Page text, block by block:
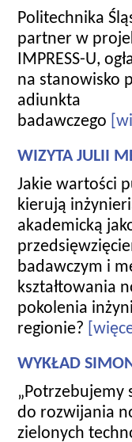
Politechnika
partner w
IMPRESS-U,
na stanowisko
adiunkta
badawczego
WIZYTA JULII
Jakie wartości
kierują
akademicką
badawczym i
kształtowania
pokolenia
regionie?
WYKŁAD
„Potrzebujemy
do rozwijania
zielonych